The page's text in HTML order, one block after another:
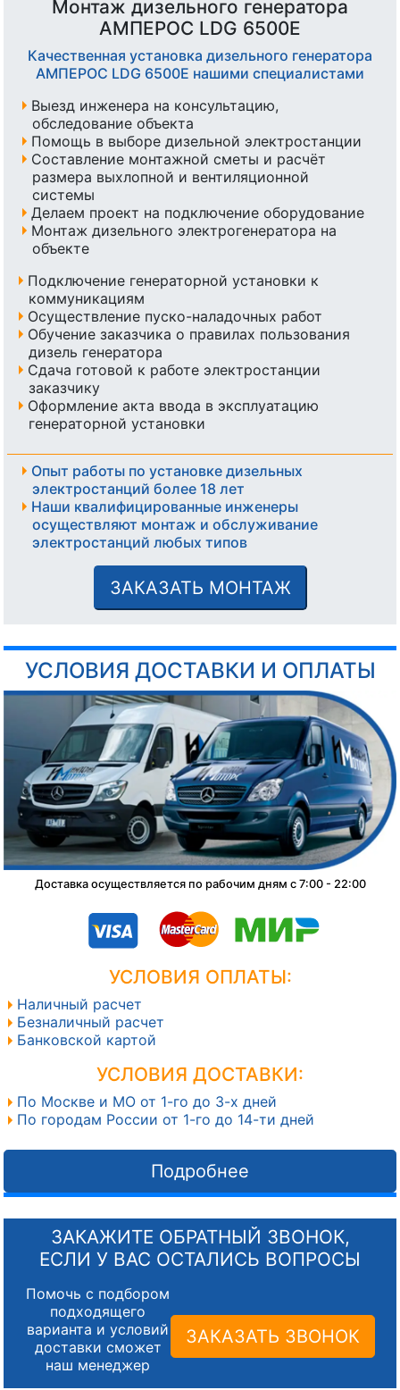
Монтаж дизельного генератора
АМПЕРОС LDG 6500E
Качественная установка дизельного генератора
АМПЕРОС LDG 6500E нашими специалистами
Выезд инженера на консультацию,
обследование объекта
Помощь в выборе дизельной электростанции
Составление монтажной сметы и расчёт
размера выхлопной и вентиляционной
системы
Делаем проект на подключение оборудование
Монтаж дизельного электрогенератора на
объекте
Подключение генераторной установки к
коммуникациям
Осуществление пуско-наладочных работ
Обучение заказчика о правилах пользования
дизель генератора
Сдача готовой к работе электростанции
заказчику
Оформление акта ввода в эксплуатацию
генераторной установки
Опыт работы по установке дизельных
электростанций более 18 лет
Наши квалифицированные инженеры
осуществляют монтаж и обслуживание
электростанций любых типов
ЗАКАЗАТЬ МОНТАЖ
УСЛОВИЯ ДОСТАВКИ И ОПЛАТЫ
Доставка осуществляется по рабочим дням с 7:00 - 22:00
УСЛОВИЯ ОПЛАТЫ:
Наличный расчет
Безналичный расчет
Банковской картой
УСЛОВИЯ ДОСТАВКИ:
По Москве и МО от 1-го до 3-х дней
По городам России от 1-го до 14-ти дней
Подробнее
ЗАКАЖИТЕ ОБРАТНЫЙ ЗВОНОК,
ЕСЛИ У ВАС ОСТАЛИСЬ ВОПРОСЫ
Помочь с подбором
подходящего
варианта и условий
доставки сможет
наш менеджер
ЗАКАЗАТЬ ЗВОНОК